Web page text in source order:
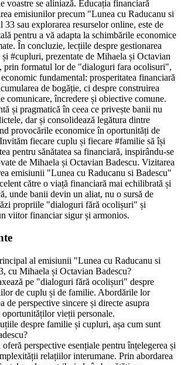
voastre se aliniază. Educația financiară
emisiunilor precum "Lunea cu Raducanu si
33 sau explorarea resurselor online, este de
pentru a vă adapta la schimbările economice
În concluzie, lecțiile despre gestionarea
#cupluri, prezentate de Mihaela și Octavian
prin formatul lor de "dialoguri fara ocolisuri",
fundamental: prosperitatea financiară
de bogăție, ci despre construirea
comunicare, încredere și obiective comune.
și pragmatică în ceea ce privește banii nu
dar și consolidează legătura dintre
provocările economice în oportunități de
fiecare cuplu și fiecare #familie să își
pentru sănătatea sa financiară, inspirându-se
de Mihaela și Octavian Badescu. Vizitarea
emisiunii "Lunea cu Raducanu si Badescu"
către o viață financiară mai echilibrată și
unde banii devin un aliat, nu o sursă de
propriile "dialoguri fără ocolișuri" și
viitor financiar sigur și armonios.
al emisiunii "Lunea cu Raducanu si
cu Mihaela și Octavian Badescu?
pe "dialoguri fără ocolișuri" despre
de cuplu și de familie. Abordările lor
de perspective sincere și directe asupra
vieții personale.
despre familie și cupluri, așa cum sunt
perspective esențiale pentru înțelegerea și
relațiilor interumane. Prin abordarea